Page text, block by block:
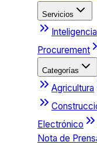
Servicios
Procurement
Categorías
Agricultura
Electrónico
Nota de